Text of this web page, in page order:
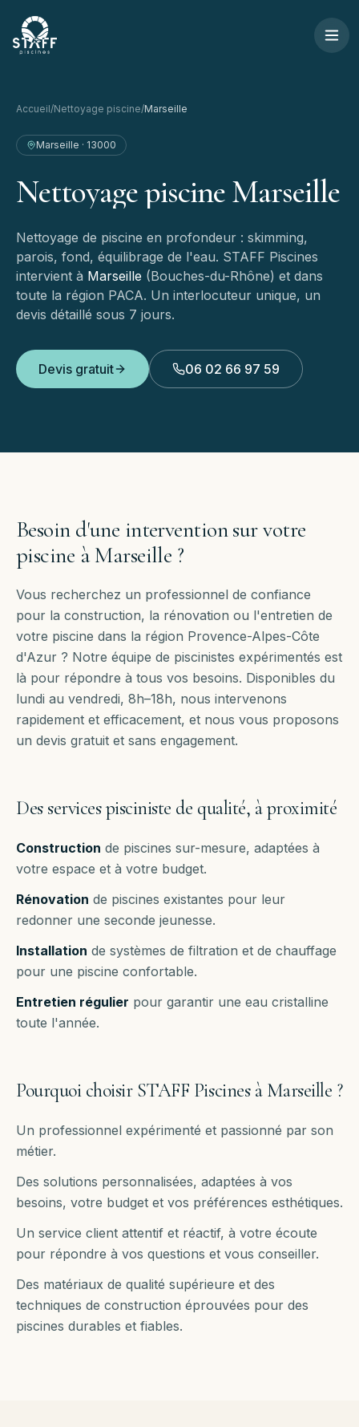
STAFF Piscines — Accueil
Accueil/Nettoyage piscine/Marseille
Marseille · 13000
NettoyagepiscineMarseille
Nettoyage de piscine en profondeur : skimming,
parois, fond, équilibrage de l'eau. STAFF Piscines
intervient à Marseille (Bouches-du-Rhône) et dans
toute la région PACA. Un interlocuteur unique, un
devis détaillé sous 7 jours.
Devis gratuit 06 02 66 97 59
Besoin d'une intervention sur votre
piscine àMarseille ?
Vous recherchez un professionnel de confiance
pour la construction, la rénovation ou l'entretien de
votre piscine dans la région Provence-Alpes-Côte
d'Azur ? Notre équipe de piscinistes expérimentés est
là pour répondre à tous vos besoins. Disponibles du
lundi au vendredi, 8h–18h, nous intervenons
rapidement et efficacement, et nous vous proposons
un devis gratuit et sans engagement.
Des services pisciniste de qualité, à proximité
Construction de piscines sur-mesure, adaptées à
votre espace et à votre budget.
Rénovation de piscines existantes pour leur
redonner une seconde jeunesse.
Installation de systèmes de filtration et de chauffage
pour une piscine confortable.
Entretien régulier pour garantir une eau cristalline
toute l'année.
Pourquoi choisir STAFF Piscines à Marseille ?
Un professionnel expérimenté et passionné par son
métier.
Des solutions personnalisées, adaptées à vos
besoins, votre budget et vos préférences esthétiques.
Un service client attentif et réactif, à votre écoute
pour répondre à vos questions et vous conseiller.
Des matériaux de qualité supérieure et des
techniques de construction éprouvées pour des
piscines durables et fiables.